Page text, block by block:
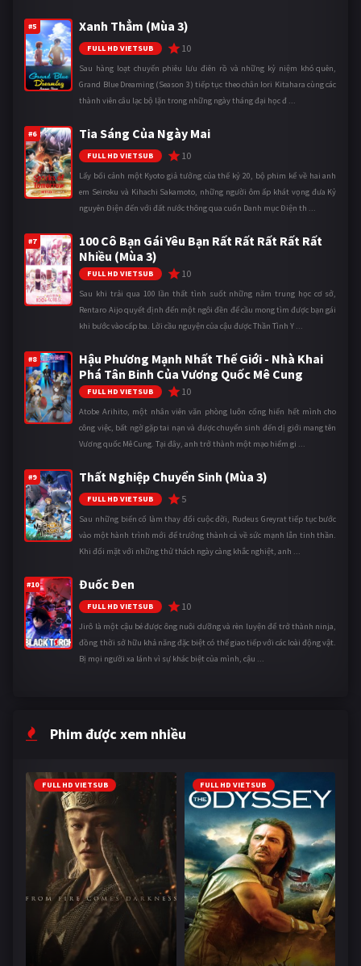
#5 Xanh Thẳm (Mùa 3)
FULL HD VIETSUB 10
Sau hàng loạt chuyến phiêu lưu điên rồ và những kỷ niệm khó quên,
Grand Blue Dreaming (Season 3) tiếp tục theo chân Iori Kitahara cùng các
thành viên câu lạc bộ lặn trong những ngày tháng đại học đ ...
#6 Tia Sáng Của Ngày Mai
FULL HD VIETSUB 10
Lấy bối cảnh một Kyoto giả tưởng của thế kỷ 20, bộ phim kể về hai anh
em Seiroku và Kihachi Sakamoto, những người ôm ấp khát vọng đưa Kỷ
nguyên Điện đến với đất nước thông qua cuốn Danh mục Điện th ...
#7
100 Cô Bạn Gái Yêu Bạn Rất Rất Rất Rất Rất
Nhiều (Mùa 3)
FULL HD VIETSUB 10
Sau khi trải qua 100 lần thất tình suốt những năm trung học cơ sở,
Rentaro Aijo quyết định đến một ngôi đền để cầu mong tìm được bạn gái
khi bước vào cấp ba. Lời cầu nguyện của cậu được Thần Tình Y ...
#8
Hậu Phương Mạnh Nhất Thế Giới - Nhà Khai
Phá Tân Binh Của Vương Quốc Mê Cung
FULL HD VIETSUB 10
Atobe Arihito, một nhân viên văn phòng luôn cống hiến hết mình cho
công việc, bất ngờ gặp tai nạn và được chuyển sinh đến dị giới mang tên
Vương quốc Mê Cung. Tại đây, anh trở thành một mạo hiểm gi ...
#9 Thất Nghiệp Chuyển Sinh (Mùa 3)
FULL HD VIETSUB 5
Sau những biến cố làm thay đổi cuộc đời, Rudeus Greyrat tiếp tục bước
vào một hành trình mới để trưởng thành cả về sức mạnh lẫn tinh thần.
Khi đối mặt với những thử thách ngày càng khắc nghiệt, anh ...
#10 Đuốc Đen
FULL HD VIETSUB 10
Jirô là một cậu bé được ông nuôi dưỡng và rèn luyện để trở thành ninja,
đồng thời sở hữu khả năng đặc biệt có thể giao tiếp với các loài động vật.
Bị mọi người xa lánh vì sự khác biệt của mình, cậu ...
Phim được xem nhiều
FULL HD VIETSUB FULL HD VIETSUB